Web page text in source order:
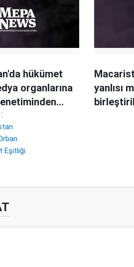
hükümet
organlarına
yanlısı
Eşitliği